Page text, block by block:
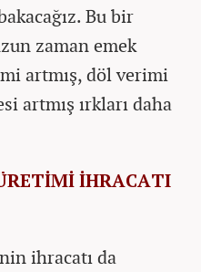
Bu bir
zaman emek
artmış, döl verimi
artmış ırkları daha
İHRACATI
ihracatı da